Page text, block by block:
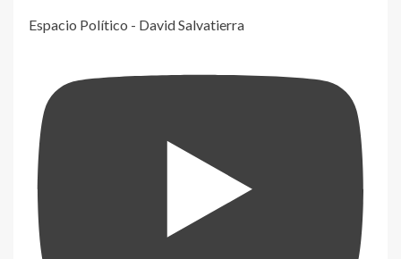
Espacio Político - David Salvatierra